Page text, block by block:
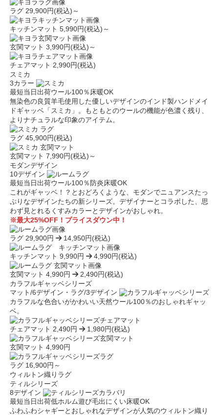
ラグ 29,900円(税込)～
キッチンマット 5,990円(税込)～
玄関マット 3,990円(税込)～
チェアマット 2,990円(税込)
スミカ
3カラー
最短当日出荷ウール100％ 床暖OK
無染色の良質羊毛使用した優しいデザインのインド製ハンドメイ
ドギャッベ「スミカ」。もともとのウールの機能が色濃く残り、
よりナチュラルな印象のアイテム。
ラグ 45,900円(税込)
玄関マット 7,990円(税込)～
モダンデザイン
10デザイン
最短当日出荷ウール100％防炎床暖OK
これがギャッベ！？とおどろくような、モダンでニュアンスたっ
ぷりなデザインたちの新シリーズ。デザイナーとコラボした、思
わず見とれるくすみカラーとデザインがおしゃれ。
※最大25%OFF！プライスダウン中！
ラグ 29,900円 14,950円(税込)
キッチンマット 9,990円 4,990円(税込)
玄関マット 4,990円
2,490円(税込)
カラフルギャッベシリーズ
マット/6デザイン・ラグ/3デザイン
カラフルな色合いがかわいい天然ウール100％のおしゃれギャッ
ベ。
チェアマット 2,490円 1,980円(税込)
玄関マット 4,990円
ラグ 16,900円～
ウィルトン織りラグ
ティルシリーズ
8デザイン
最短当日出荷低ホルム遊び毛出にくい床暖OK
ふわふわシャギーとおしゃれなデザインが人気のウィルトン織り